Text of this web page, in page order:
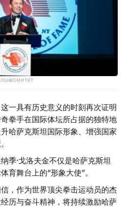
комитет
一具有历史意义的时刻再次证明
拳手在国际体坛所占据的独特地
哈萨克斯坦国际形象、增强国家
季·戈洛夫金不仅是哈萨克斯坦
育舞台上的“形象大使”。
，作为世界顶尖拳击运动员的杰
历与奋斗精神，将持续激励哈萨